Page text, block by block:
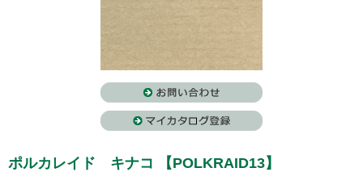
ポルカレイド キナコ 【POLKRAID13】